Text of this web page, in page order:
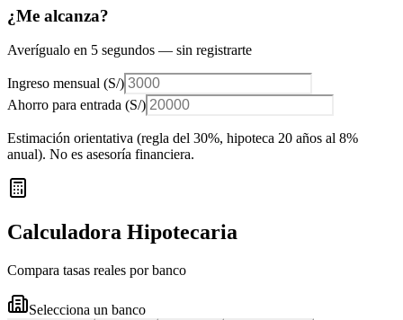
¿Me alcanza?
Averígualo en 5 segundos — sin registrarte
Ingreso mensual (S/)
Ahorro para entrada (S/)
Estimación orientativa (regla del 30%, hipoteca 20 años al 8%
anual). No es asesoría financiera.
Calculadora Hipotecaria
Compara tasas reales por banco
Selecciona un banco